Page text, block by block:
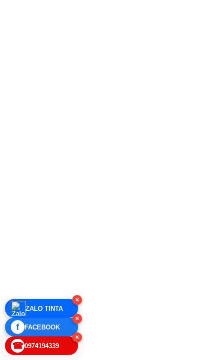
×
ZALO TINTA
×
f FACEBOOK
×
☎ 0974194339